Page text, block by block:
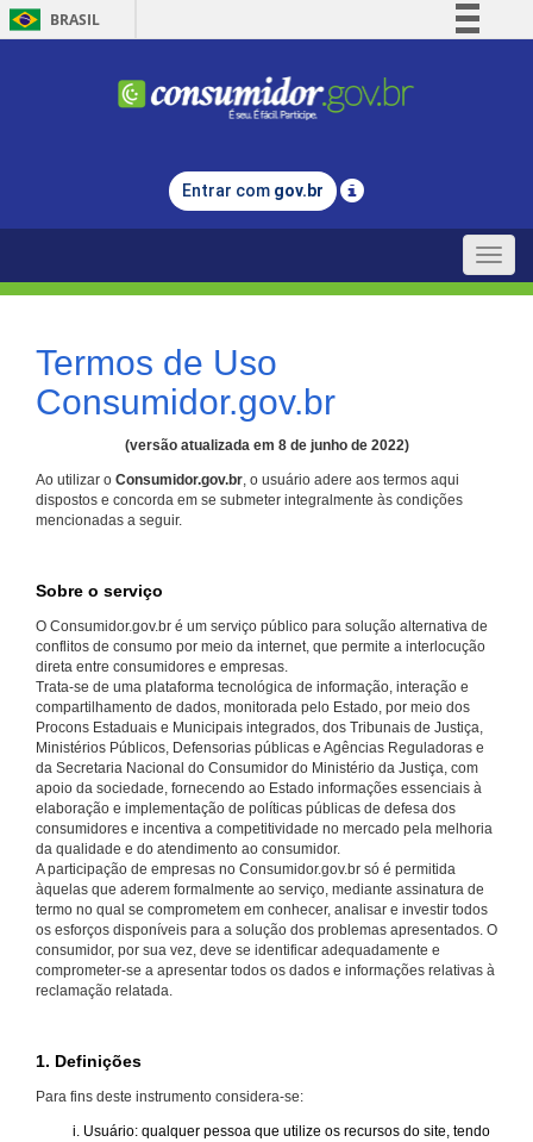
BRASIL
Comunica BR
Legislação
Entrar com gov.br
Toggle
Termos de Uso
Consumidor.gov.br
(versão atualizada em 8 de junho de 2022)
Ao utilizar o Consumidor.gov.br, o usuário adere aos termos aqui
dispostos e concorda em se submeter integralmente às condições
mencionadas a seguir.
Sobre o serviço
O Consumidor.gov.br é um serviço público para solução alternativa de
conflitos de consumo por meio da internet, que permite a interlocução
direta entre consumidores e empresas.
Trata-se de uma plataforma tecnológica de informação, interação e
compartilhamento de dados, monitorada pelo Estado, por meio dos
Procons Estaduais e Municipais integrados, dos Tribunais de Justiça,
Ministérios Públicos, Defensorias públicas e Agências Reguladoras e
da Secretaria Nacional do Consumidor do Ministério da Justiça, com
apoio da sociedade, fornecendo ao Estado informações essenciais à
elaboração e implementação de políticas públicas de defesa dos
consumidores e incentiva a competitividade no mercado pela melhoria
da qualidade e do atendimento ao consumidor.
A participação de empresas no Consumidor.gov.br só é permitida
àquelas que aderem formalmente ao serviço, mediante assinatura de
termo no qual se comprometem em conhecer, analisar e investir todos
os esforços disponíveis para a solução dos problemas apresentados. O
consumidor, por sua vez, deve se identificar adequadamente e
comprometer-se a apresentar todos os dados e informações relativas à
reclamação relatada.
1. Definições
Para fins deste instrumento considera-se:
Usuário: qualquer pessoa que utilize os recursos do site, tendo